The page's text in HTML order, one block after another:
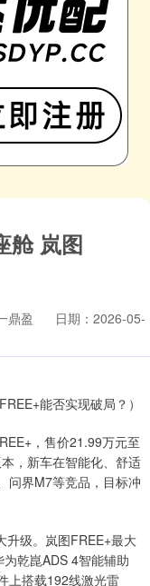
舱 岚图
鼎盈
日期：2026-05-
能否实现破局？）
，售价21.99万元至
，新车在智能化、舒适
问界M7等竞品，目标冲
升级。岚图FREE+最大
乾崑ADS 4智能辅助
上搭载192线激光雷